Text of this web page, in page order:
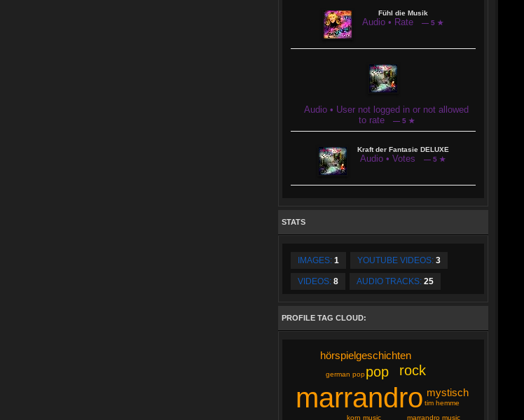
Fühl die Musik
Audio • Rate — 5 ★
Audio • User not logged in or not allowed
to rate
— 5 ★
Kraft der Fantasie DELUXE
Audio • Votes — 5 ★
STATS
IMAGES: 1 YOUTUBE VIDEOS: 3
VIDEOS: 8 AUDIO TRACKS: 25
PROFILE TAG CLOUD:
marrandro
pop rock
hörspielgeschichten
mystisch
korn music marrandro music
german pop
tim hemme